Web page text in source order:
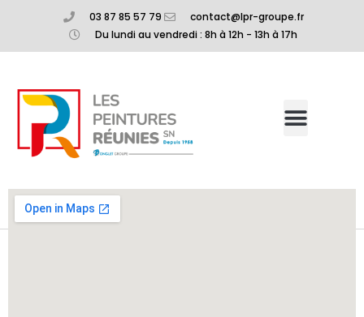
03 87 85 57 79
contact@lpr-groupe.fr
Du lundi au vendredi : 8h à 12h - 13h à 17h